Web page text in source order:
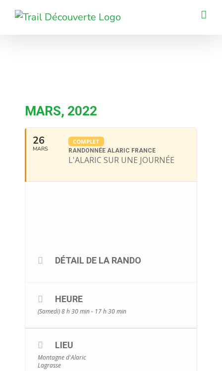
Passer
MARS, 2022
26
MARS
COMPLET
RANDONNÉE ALARIC FRANCE
L'ALARIC SUR UNE JOURNÉE
DÉTAIL DE LA RANDO
HEURE
(Samedi) 8 h 30 min - 17 h 30 min
LIEU
Montagne d'Alaric
Lagrasse